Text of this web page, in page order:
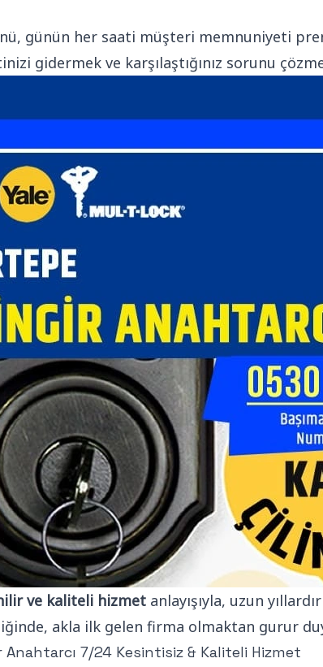
günün her saati müşteri memnuniyeti
gidermek ve karşılaştığınız sorunu
ve kaliteli hizmet anlayışıyla, uzun
akla ilk gelen firma olmaktan gurur
Anahtarcı 7/24 Kesintisiz & Kaliteli Hizmet